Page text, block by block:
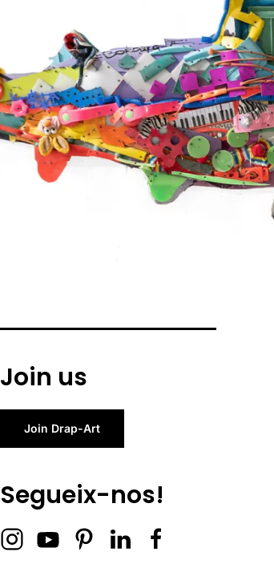
Join us
Join Drap-Art
Segueix-nos!